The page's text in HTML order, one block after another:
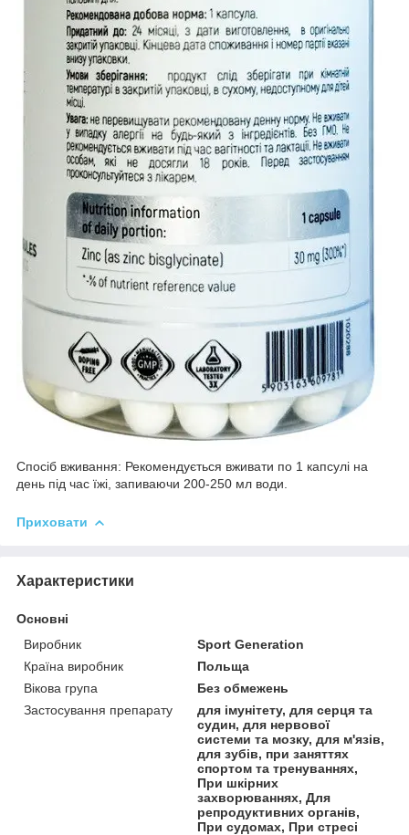
Спосіб вживання: Рекомендується вживати по 1 капсулі на
день під час їжі, запиваючи 200-250 мл води.
Приховати
Характеристики
Основні
Виробник
Sport Generation
Країна виробник
Польща
Вікова група
Без обмежень
Застосування препарату
для імунітету, для серця та
судин, для нервової
системи та мозку, для м'язів,
для зубів, при заняттях
спортом та тренуваннях,
При шкірних
захворюваннях, Для
репродуктивних органів,
При судомах, При стресі